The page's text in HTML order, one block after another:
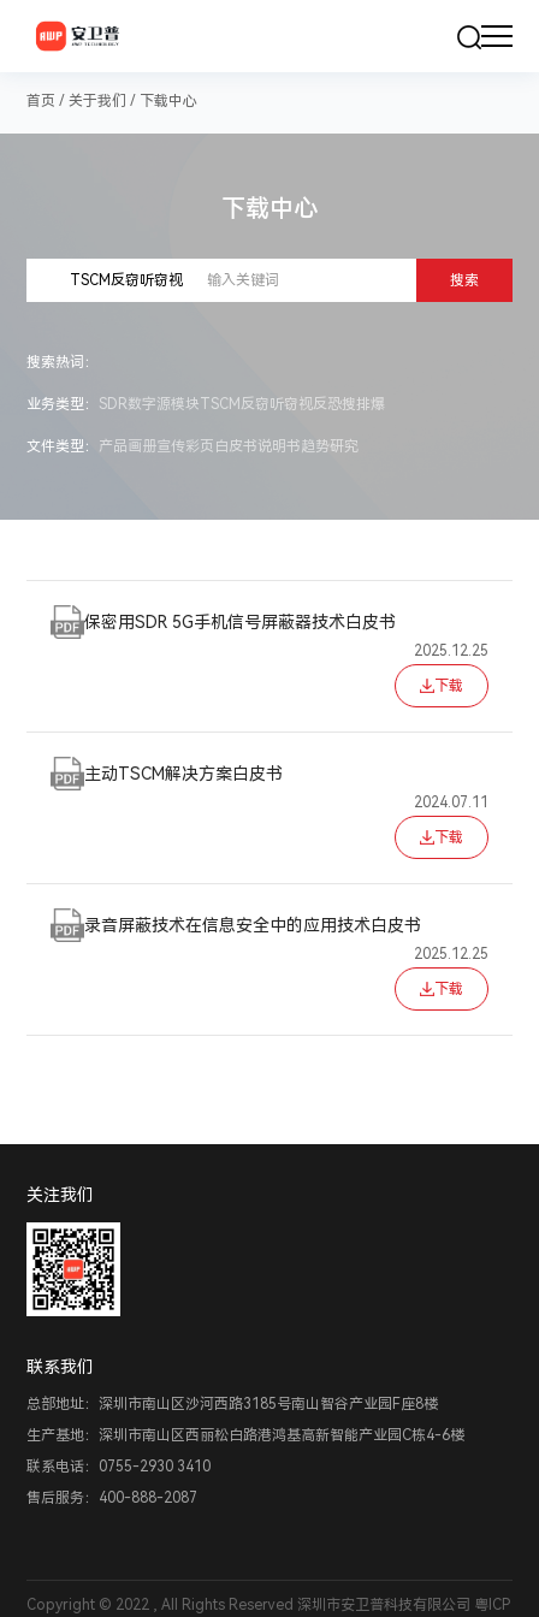
首页 /关于我们 / 下载中心
下载中心
TSCM反窃听窃视 搜索
搜索热词：
业务类型： SDR数字源模块 TSCM反窃听窃视反恐搜排爆
文件类型： 产品画册宣传彩页 白皮书说明书趋势研究
保密用SDR 5G手机信号屏蔽器技术白皮书
2025.12.25
下载
主动TSCM解决方案白皮书
2024.07.11
下载
录音屏蔽技术在信息安全中的应用技术白皮书
2025.12.25
下载
关注我们
联系我们
总部地址：深圳市南山区沙河西路3185号南山智谷产业园F座8楼
生产基地：深圳市南山区西丽松白路港鸿基高新智能产业园C栋4-6楼
联系电话：0755-2930 3410
售后服务：400-888-2087
Copyright © 2022 , All Rights Reserved 深圳市安卫普科技有限公司 粤ICP